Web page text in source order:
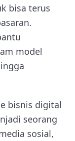
bisa terus
model
bisnis digital
seorang
sosial,